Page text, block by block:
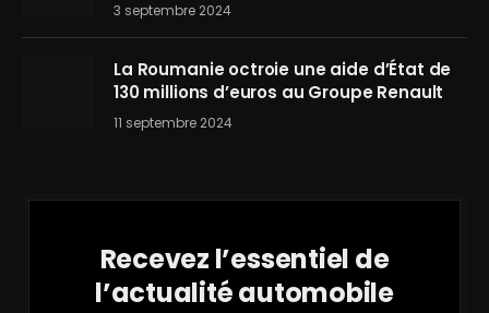
3 septembre 2024
La Roumanie octroie une aide d’État de
130 millions d’euros au Groupe Renault
11 septembre 2024
Recevez l’essentiel de
l’actualité automobile